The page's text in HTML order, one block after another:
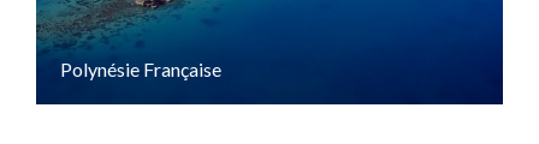
Polynésie Française